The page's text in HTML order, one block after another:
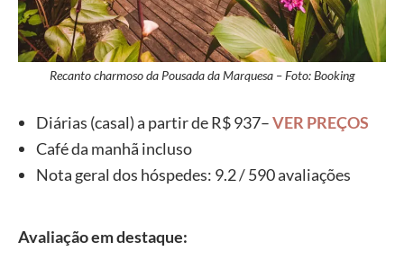
Recanto charmoso da Pousada da Marquesa – Foto: Booking
Diárias (casal) a partir de R$ 937–VER PREÇOS
Café da manhã incluso
Nota geral dos hóspedes: 9.2 / 590 avaliações
Avaliação em destaque: